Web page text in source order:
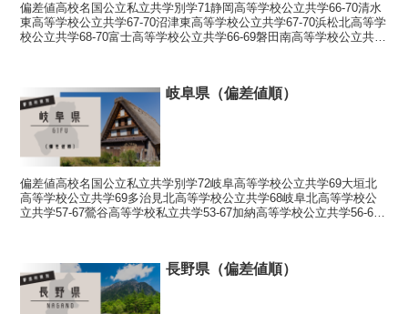
偏差値高校名国公立私立共学別学71静岡高等学校公立共学66-70清水
東高等学校公立共学67-70沼津東高等学校公立共学67-70浜松北高等学
校公立共学68-70富士高等学校公立共学66-69磐田南高等学校公立共学
岐阜県（偏差値順）
偏差値高校名国公立私立共学別学72岐阜高等学校公立共学69大垣北
高等学校公立共学69多治見北高等学校公立共学68岐阜北高等学校公
立共学57-67鶯谷高等学校私立共学53-67加納高等学校公立共学56-66
長野県（偏差値順）